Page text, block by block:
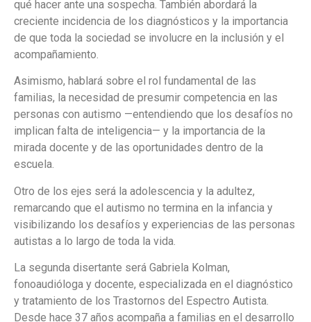
qué hacer ante una sospecha. También abordará la
creciente incidencia de los diagnósticos y la importancia
de que toda la sociedad se involucre en la inclusión y el
acompañamiento.
Asimismo, hablará sobre el rol fundamental de las
familias, la necesidad de presumir competencia en las
personas con autismo —entendiendo que los desafíos no
implican falta de inteligencia— y la importancia de la
mirada docente y de las oportunidades dentro de la
escuela.
Otro de los ejes será la adolescencia y la adultez,
remarcando que el autismo no termina en la infancia y
visibilizando los desafíos y experiencias de las personas
autistas a lo largo de toda la vida.
La segunda disertante será Gabriela Kolman,
fonoaudióloga y docente, especializada en el diagnóstico
y tratamiento de los Trastornos del Espectro Autista.
Desde hace 37 años acompaña a familias en el desarrollo